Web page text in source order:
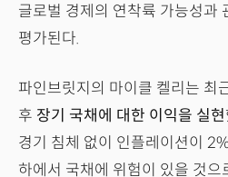
글로벌 경제의 연착륙 가능성과
평가된다.
파인브릿지의 마이클 켈리는 최
후 장기 국채에 대한 이익을 실현
경기 침체 없이 인플레이션이
하에서 국채에 위험이 있을 것으